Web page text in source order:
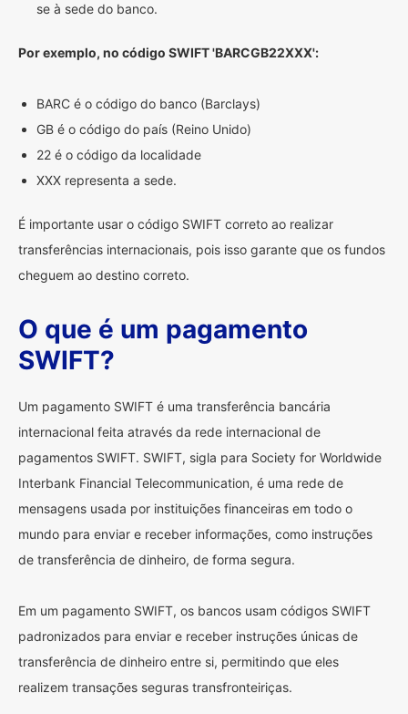
se à sede do banco.
Por exemplo, no código SWIFT 'BARCGB22XXX':
BARC é o código do banco (Barclays)
GB é o código do país (Reino Unido)
22 é o código da localidade
XXX representa a sede.
É importante usar o código SWIFT correto ao realizar
transferências internacionais, pois isso garante que os fundos
cheguem ao destino correto.
O que é um pagamento
SWIFT?
Um pagamento SWIFT é uma transferência bancária
internacional feita através da rede internacional de
pagamentos SWIFT. SWIFT, sigla para Society for Worldwide
Interbank Financial Telecommunication, é uma rede de
mensagens usada por instituições financeiras em todo o
mundo para enviar e receber informações, como instruções
de transferência de dinheiro, de forma segura.
Em um pagamento SWIFT, os bancos usam códigos SWIFT
padronizados para enviar e receber instruções únicas de
transferência de dinheiro entre si, permitindo que eles
realizem transações seguras transfronteiriças.